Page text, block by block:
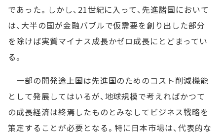
であった。しかし、21世紀に入って、先進諸国において
は、大半の国が金融バブルで仮需要を創り出した部分
を除けば実質マイナス成長かゼロ成長にとどまってい
る。
一部の開発途上国は先進国のためのコスト削減機能
として発展してはいるが、地球規模で考えればかつて
の成長経済は終焉したものとみなしてビジネス戦略を
策定することが必要となる。特に日本市場は、代表的な